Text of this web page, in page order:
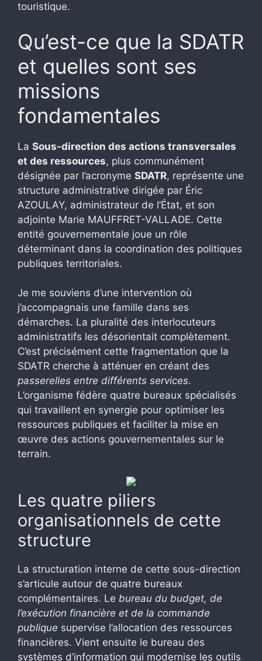
touristique.
Qu’est-ce que la SDATR
et quelles sont ses
missions
fondamentales
La Sous-direction des actions transversales
et des ressources, plus communément
désignée par l’acronyme SDATR, représente une
structure administrative dirigée par Éric
AZOULAY, administrateur de l’État, et son
adjointe Marie MAUFFRET-VALLADE. Cette
entité gouvernementale joue un rôle
déterminant dans la coordination des politiques
publiques territoriales.
Je me souviens d’une intervention où
j’accompagnais une famille dans ses
démarches. La pluralité des interlocuteurs
administratifs les désorientait complètement.
C’est précisément cette fragmentation que la
SDATR cherche à atténuer en créant des
passerelles entre différents services.
L’organisme fédère quatre bureaux spécialisés
qui travaillent en synergie pour optimiser les
ressources publiques et faciliter la mise en
œuvre des actions gouvernementales sur le
terrain.
Les quatre piliers
organisationnels de cette
structure
La structuration interne de cette sous-direction
s’articule autour de quatre bureaux
complémentaires. Le bureau du budget, de
l’exécution financière et de la commande
publique supervise l’allocation des ressources
financières. Vient ensuite le bureau des
systèmes d’information qui modernise les outils